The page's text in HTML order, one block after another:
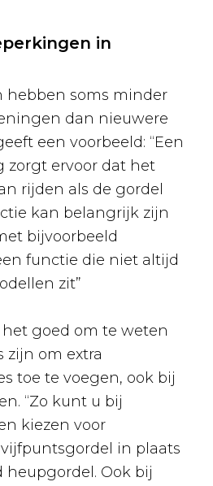
in
hebben soms minder
dan nieuwere
een voorbeeld: “Een
zorgt ervoor dat het
rijden als de gordel
kan belangrijk zijn
bijvoorbeeld
functie die niet altijd
zit”
goed om te weten
zijn om extra
toe te voegen, ook bij
“Zo kunt u bij
kiezen voor
in plaats
heupgordel. Ook bij